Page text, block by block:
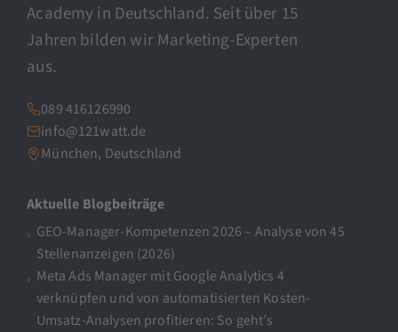
Academy in Deutschland. Seit über 15
Jahren bilden wir Marketing-Experten
aus.
089 416126990
info@121watt.de
München, Deutschland
Aktuelle Blogbeiträge
GEO-Manager-Kompetenzen 2026 – Analyse von 45
Stellenanzeigen (2026)
Meta Ads Manager mit Google Analytics 4
verknüpfen und von automatisierten Kosten-
Umsatz-Analysen profitieren: So geht’s